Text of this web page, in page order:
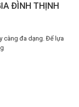
ĐÌNH THỊNH
càng đa dạng. Để lựa